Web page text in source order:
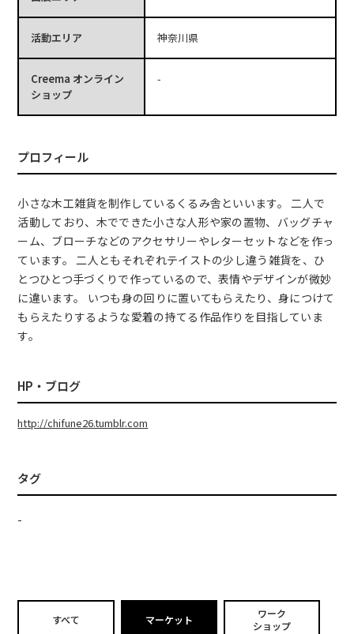
活動エリア 神奈川県
Creema オンライン
ショップ
-
プロフィール
小さな木工雑貨を制作しているくるみ舎といいます。 二人で
活動しており、木でできた小さな人形や家の置物、バッグチャ
ーム、ブローチなどのアクセサリーやレターセットなどを作っ
ています。 二人ともそれぞれテイストの少し違う雑貨を、ひ
とつひとつ手づくりで作っているので、表情やデザインが微妙
に違います。 いつも身の回りに置いてもらえたり、身につけて
もらえたりするような愛着の持てる作品作りを目指していま
す。
HP・ブログ
http://chifune26.tumblr.com
タグ
-
すべて マーケット
ワーク
ショップ